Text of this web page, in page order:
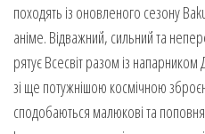
походять із оновленого сезону
аніме. Відважний, сильний та
рятує Всесвіт разом із
зі ще потужнішою космічною
сподобаються малюкові та